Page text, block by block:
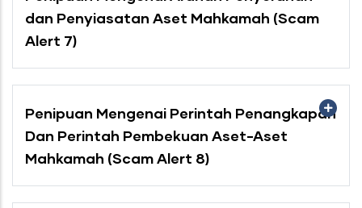
dan Penyiasatan Aset Mahkamah (Scam
Alert 7)
Penipuan Mengenai Perintah Penangkapan
Dan Perintah Pembekuan Aset-Aset
Mahkamah (Scam Alert 8)